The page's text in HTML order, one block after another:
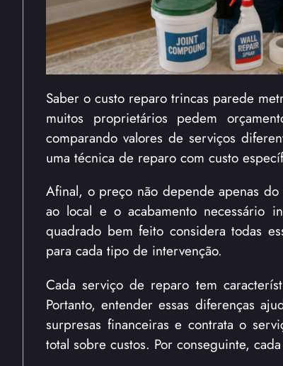
Saber o custo reparo trincas parede
muitos proprietários pedem
comparando valores de serviços
uma técnica de reparo com custo
Afinal, o preço não depende apenas
ao local e o acabamento necessário
quadrado bem feito considera todas
para cada tipo de intervenção.
Cada serviço de reparo tem
Portanto, entender essas diferenças
surpresas financeiras e contrata o
total sobre custos. Por conseguinte,